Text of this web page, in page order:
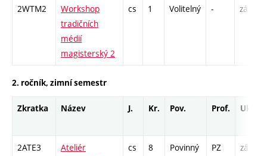
2WTM2
Workshop
tradičních
médií
magisterský 2
cs 1 Volitelný - zá
2. ročník, zimní semestr
Zkratka Název J. Kr. Pov. Prof. Uk.
2ATE3
Ateliér
cs 8 Povinný PZ zá